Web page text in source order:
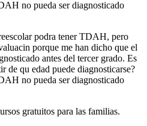
no pueda ser diagnosticado
podra tener TDAH, pero
porque me han dicho que el
antes del tercer grado. Es
de qu edad puede diagnosticarse?
no pueda ser diagnosticado
gratuitos para las familias.